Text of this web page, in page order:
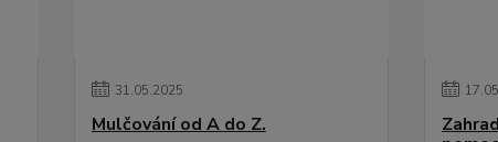
31.05.2025
Mulčování od A do Z.
17.05